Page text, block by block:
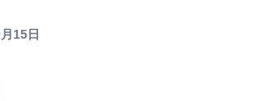
15日